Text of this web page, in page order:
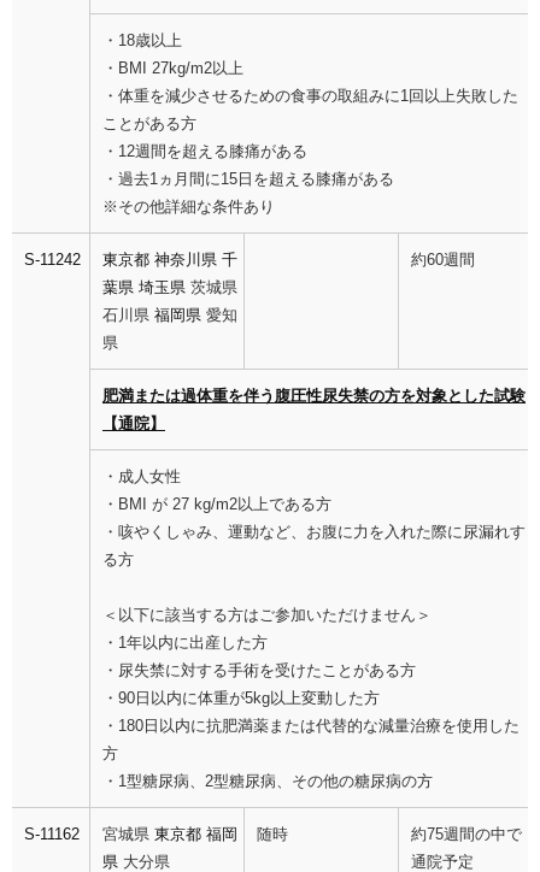
・18歳以上
・BMI 27kg/m2以上
・体重を減少させるための食事の取組みに1回以上失敗した
ことがある方
・12週間を超える膝痛がある
・過去1ヵ月間に15日を超える膝痛がある
※その他詳細な条件あり
S-11242 東京都 神奈川県 千
葉県 埼玉県 茨城県
石川県 福岡県 愛知
県
約60週間
肥満または過体重を伴う腹圧性尿失禁の方を対象とした試験
【通院】
・成人女性
・BMI が 27 kg/m2以上である方
・咳やくしゃみ、運動など、お腹に力を入れた際に尿漏れす
る方
＜以下に該当する方はご参加いただけません＞
・1年以内に出産した方
・尿失禁に対する手術を受けたことがある方
・90日以内に体重が5kg以上変動した方
・180日以内に抗肥満薬または代替的な減量治療を使用した
方
・1型糖尿病、2型糖尿病、その他の糖尿病の方
S-11162 宮城県 東京都 福岡
県 大分県
随時
約75週間の中で
通院予定